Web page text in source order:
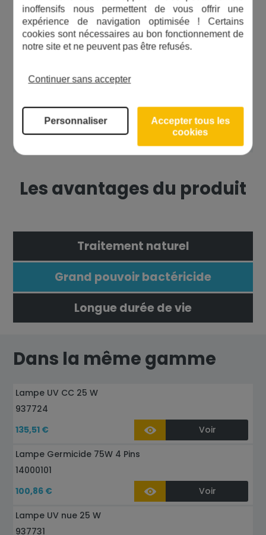
risque.
Ne jamais exposer ses yeux à une
lampe UV allumée.
fabriqué dans le but d'être utilsée
marque.
Les avantages du produit
Traitement naturel
Grand pouvoir bactéricide
Longue durée de vie
Dans la même gamme
Lampe UV CC 25 W
937724
135,51 €
Voir
Lampe Germicide 75W 4 Pins
14000101
100,86 €
Voir
Lampe UV nue 25 W
937731
inoffensifs nous permettent de vous offrir une
expérience de navigation optimisée ! Certains
cookies sont nécessaires au bon fonctionnement de
notre site et ne peuvent pas être refusés.
Continuer sans accepter
Personnaliser
Accepter tous les
cookies